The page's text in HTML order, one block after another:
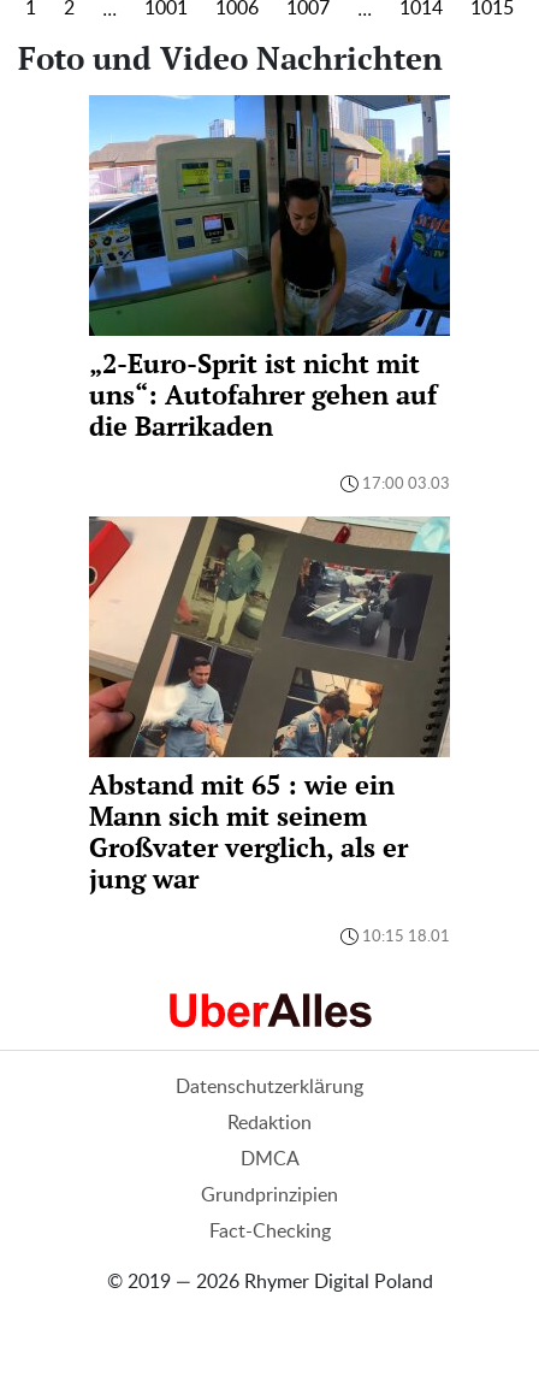
1 2 ... 1001 1006 1007 ... 1014 1015
Foto und Video Nachrichten
„2-Euro-Sprit ist nicht mit
uns“: Autofahrer gehen auf
die Barrikaden
17:00 03.03
Abstand mit 65 : wie ein
Mann sich mit seinem
Großvater verglich, als er
jung war
10:15 18.01
Datenschutzerklärung
Redaktion
DMCA
Grundprinzipien
Fact-Checking
© 2019 — 2026 Rhymer Digital Poland